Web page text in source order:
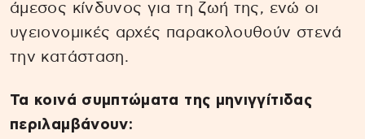
άμεσος κίνδυνος για τη ζωή της, ενώ οι
υγειονομικές αρχές παρακολουθούν στενά
την κατάσταση.
Τα κοινά συμπτώματα της μηνιγγίτιδας
περιλαμβάνουν: